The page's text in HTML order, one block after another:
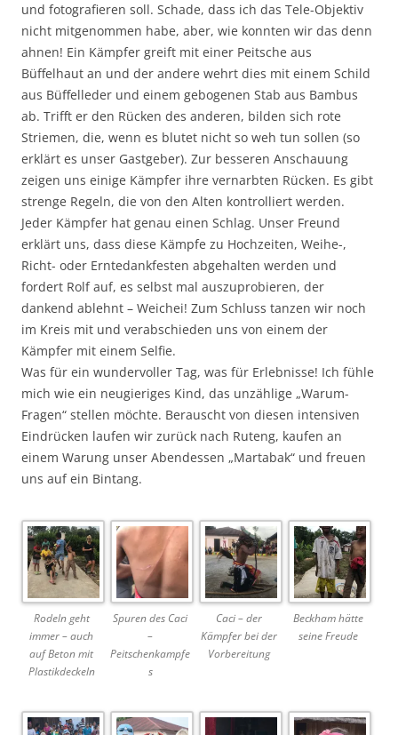
und fotografieren soll. Schade, dass ich das Tele-Objektiv
nicht mitgenommen habe, aber, wie konnten wir das denn
ahnen! Ein Kämpfer greift mit einer Peitsche aus
Büffelhaut an und der andere wehrt dies mit einem Schild
aus Büffelleder und einem gebogenen Stab aus Bambus
ab. Trifft er den Rücken des anderen, bilden sich rote
Striemen, die, wenn es blutet nicht so weh tun sollen (so
erklärt es unser Gastgeber). Zur besseren Anschauung
zeigen uns einige Kämpfer ihre vernarbten Rücken. Es gibt
strenge Regeln, die von den Alten kontrolliert werden.
Jeder Kämpfer hat genau einen Schlag. Unser Freund
erklärt uns, dass diese Kämpfe zu Hochzeiten, Weihe-,
Richt- oder Erntedankfesten abgehalten werden und
fordert Rolf auf, es selbst mal auszuprobieren, der
dankend ablehnt – Weichei! Zum Schluss tanzen wir noch
im Kreis mit und verabschieden uns von einem der
Kämpfer mit einem Selfie.
Was für ein wundervoller Tag, was für Erlebnisse! Ich fühle
mich wie ein neugieriges Kind, das unzählige „Warum-
Fragen“ stellen möchte. Berauscht von diesen intensiven
Eindrücken laufen wir zurück nach Ruteng, kaufen an
einem Warung unser Abendessen „Martabak“ und freuen
uns auf ein Bintang.
Rodeln geht
immer – auch
auf Beton mit
Plastikdeckeln
Spuren des Caci
–
Peitschenkampfe
s
Caci – der
Kämpfer bei der
Vorbereitung
Beckham hätte
seine Freude